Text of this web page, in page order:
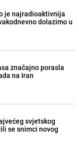
je najradioaktivnija
dolazimo u
značajno porasla
na Iran
svjetskog
se snimci novog